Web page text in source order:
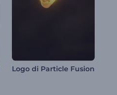
Logo di Particle Fusion